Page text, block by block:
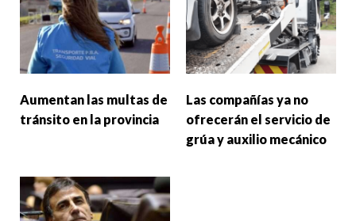
Aumentan las multas de
tránsito en la provincia
Las compañías ya no
ofrecerán el servicio de
grúa y auxilio mecánico